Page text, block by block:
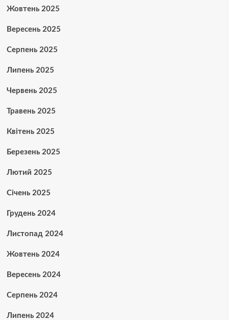
Жовтень 2025
Вересень 2025
Серпень 2025
Липень 2025
Червень 2025
Травень 2025
Квітень 2025
Березень 2025
Лютий 2025
Січень 2025
Грудень 2024
Листопад 2024
Жовтень 2024
Вересень 2024
Серпень 2024
Липень 2024